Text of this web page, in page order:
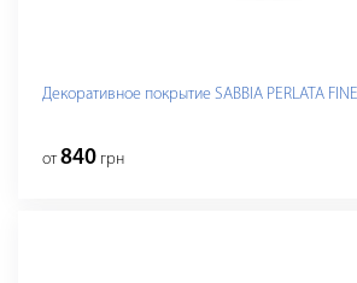
Декоративное покрытие SABBIA PERLATA
от840 грн